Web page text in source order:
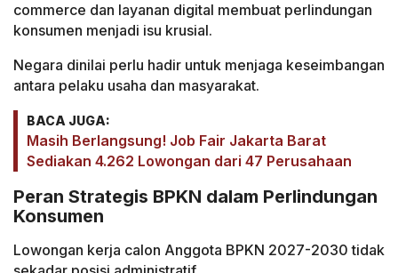
commerce dan layanan digital membuat perlindungan
konsumen menjadi isu krusial.
Negara dinilai perlu hadir untuk menjaga keseimbangan
antara pelaku usaha dan masyarakat.
BACA JUGA:
Masih Berlangsung! Job Fair Jakarta Barat
Sediakan 4.262 Lowongan dari 47 Perusahaan
Peran Strategis BPKN dalam Perlindungan
Konsumen
Lowongan kerja calon Anggota BPKN 2027-2030 tidak